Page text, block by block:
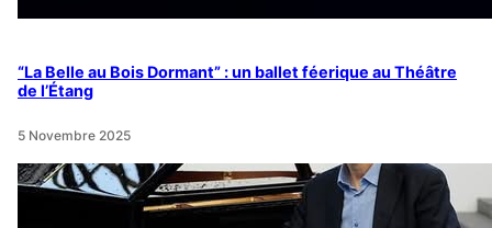
“La Belle au Bois Dormant” : un ballet féerique au Théâtre
de l’Étang
5 Novembre 2025